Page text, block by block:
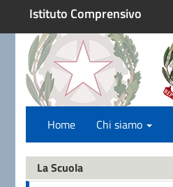
Istituto Comprensivo
Home Chi siamo
La Scuola